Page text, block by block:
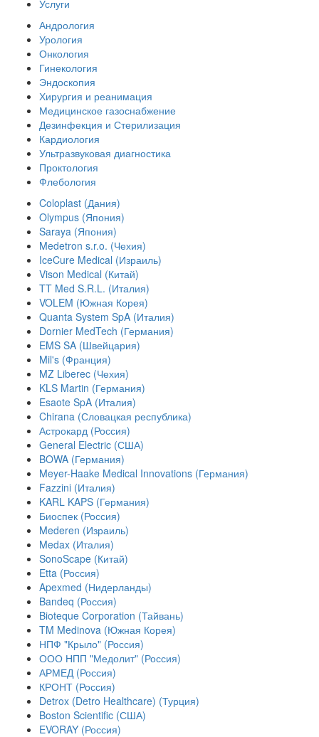
Услуги
Андрология
Урология
Онкология
Гинекология
Эндоскопия
Хирургия и реанимация
Медицинское газоснабжение
Дезинфекция и Стерилизация
Кардиология
Ультразвуковая диагностика
Проктология
Флебология
Coloplast (Дания)
Olympus (Япония)
Saraya (Япония)
Medetron s.r.o. (Чехия)
IceCure Medical (Израиль)
Vison Medical (Китай)
TT Med S.R.L. (Италия)
VOLEM (Южная Корея)
Quanta System SpA (Италия)
Dornier MedTech (Германия)
EMS SA (Швейцария)
Mil's (Франция)
MZ Liberec (Чехия)
KLS Martin (Германия)
Esaote SpA (Италия)
Chirana (Словацкая республика)
Астрокард (Россия)
General Electric (США)
BOWA (Германия)
Meyer-Haake Medical Innovations (Германия)
Fazzini (Италия)
KARL KAPS (Германия)
Биоспек (Россия)
Mederen (Израиль)
Medax (Италия)
SonoScape (Китай)
Etta (Россия)
Apexmed (Нидерланды)
Bandeq (Россия)
Bioteque Corporation (Тайвань)
TM Medinova (Южная Корея)
НПФ "Крыло" (Россия)
ООО НПП "Медолит" (Россия)
АРМЕД (Россия)
КРОНТ (Россия)
Detrox (Detro Healthcare) (Турция)
Boston Scientific (США)
EVORAY (Россия)